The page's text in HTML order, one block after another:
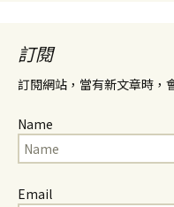
訂閱
訂閱網站，當有新文章時，
Name
Email